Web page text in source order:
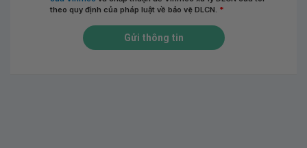
theo quy định của pháp luật về bảo vệ DLCN. *
Gửi thông tin